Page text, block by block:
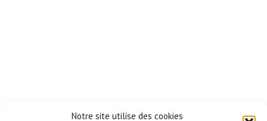
Notre site utilise des cookies